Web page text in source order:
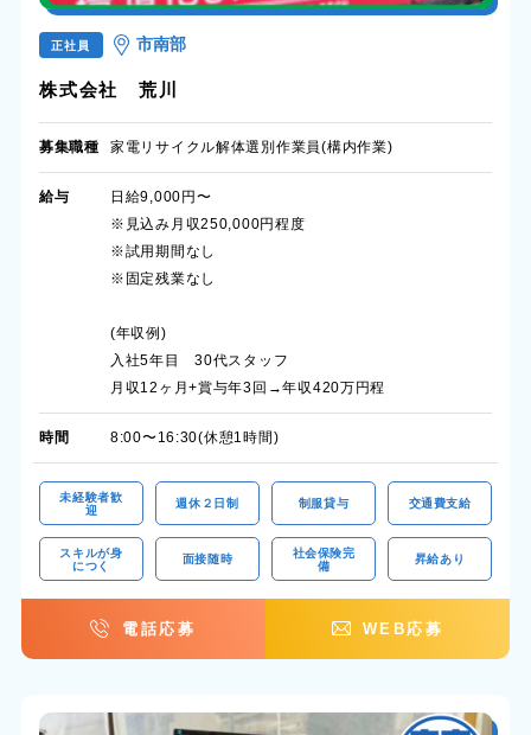
正社員 市南部
株式会社 荒川
募集職種 家電リサイクル解体選別作業員(構内作業)
給与
日給9,000円〜
※見込み月収250,000円程度
※試用期間なし
※固定残業なし
(年収例)
入社5年目 30代スタッフ
月収12ヶ月+賞与年3回→年収420万円程
時間 8:00〜16:30(休憩1時間)
未経験者歓
迎
週休２日制 制服貸与 交通費支給
スキルが身
につく
面接随時
社会保険完
備
昇給あり
電話応募 WEB応募